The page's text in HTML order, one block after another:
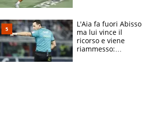
L'Aia fa fuori Abisso
ma lui vince il
ricorso e viene
riammesso: